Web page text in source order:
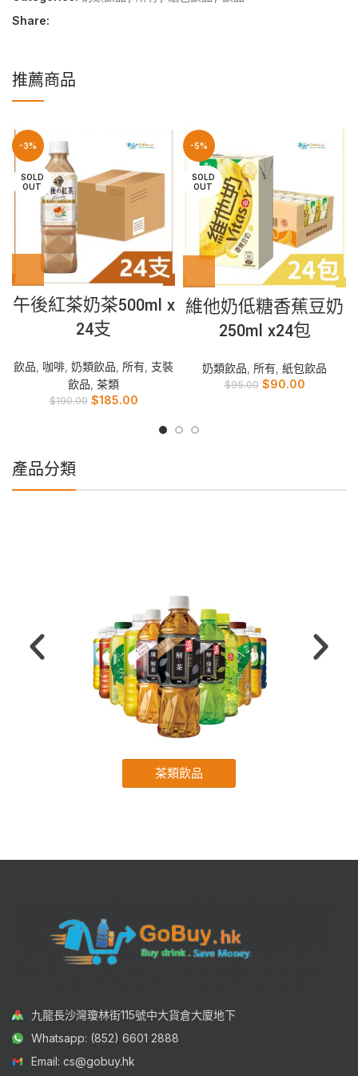
Share:
推薦商品
-3%
SOLD
OUT
午後紅茶奶茶500ml x
24支
飲品 咖啡 奶類飲品 所有 支裝
飲品 茶類
$190.00 $185.00
-5%
SOLD
OUT
維他奶低糖香蕉豆奶
250ml x24包
奶類飲品 所有 紙包飲品
$95.00 $90.00
產品分類
茶類飲品
九龍長沙灣瓊林街115號中大貨倉大廈地下
Whatsapp: (852) 6601 2888
Email: cs@gobuy.hk